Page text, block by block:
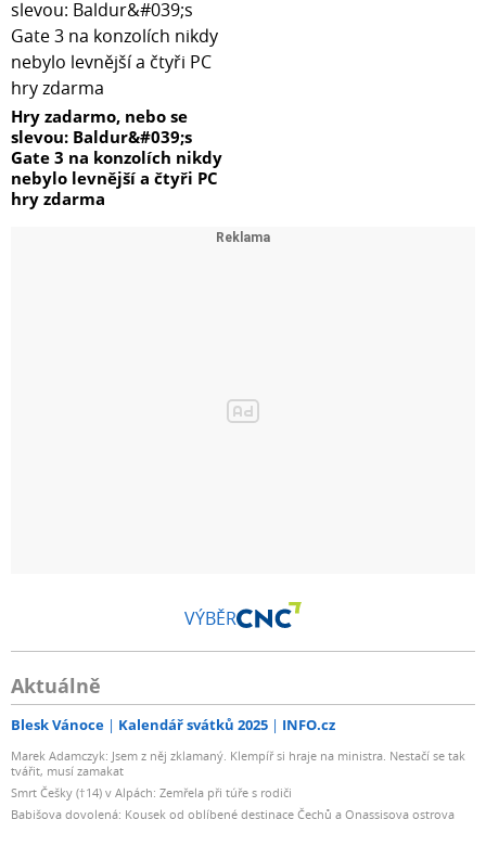
Hry zadarmo, nebo se
slevou: Baldur&#039;s
Gate 3 na konzolích nikdy
nebylo levnější a čtyři PC
hry zdarma
VÝBĚR
Aktuálně
Blesk Vánoce Kalendář svátků 2025 INFO.cz
Marek Adamczyk: Jsem z něj zklamaný. Klempíř si hraje na ministra. Nestačí se tak
tvářit, musí zamakat
Smrt Češky (†14) v Alpách: Zemřela při túře s rodiči
Babišova dovolená: Kousek od oblíbené destinace Čechů a Onassisova ostrova